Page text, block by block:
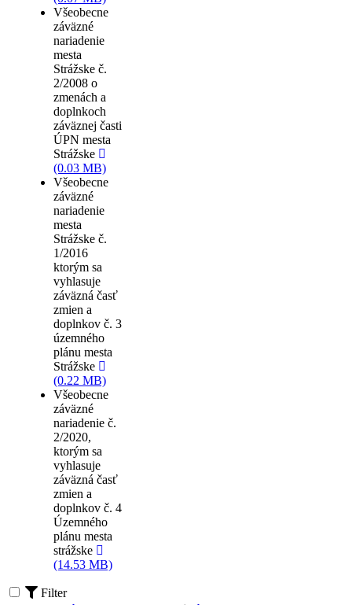
Všeobecne
záväzné
nariadenie
mesta
Strážske č.
2/2008 o
zmenách a
doplnkoch
záväznej časti
ÚPN mesta
Strážske
(0.03 MB)
Všeobecne
záväzné
nariadenie
mesta
Strážske č.
1/2016
ktorým sa
vyhlasuje
záväzná časť
zmien a
doplnkov č. 3
územného
plánu mesta
Strážske
(0.22 MB)
Všeobecne
záväzné
nariadenie č.
2/2020,
ktorým sa
vyhlasuje
záväzná časť
zmien a
doplnkov č. 4
Územného
plánu mesta
strážske
(14.53 MB)
Filter